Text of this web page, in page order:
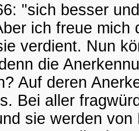
"sich besser
ich freue mich
verdient. Nun
die
Auf deren
Bei aller
sie werden